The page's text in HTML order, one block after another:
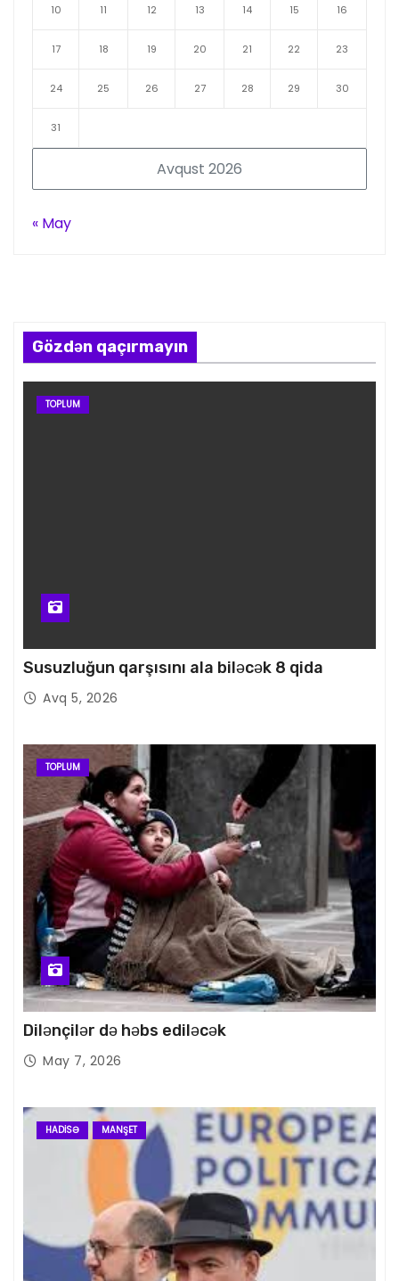
Avqust 2026
10 11 12 13 14 15 16
17 18 19 20 21 22 23
24 25 26 27 28 29 30
31
« May
Gözdən qaçırmayın
TOPLUM
Susuzluğun qarşısını ala biləcək 8 qida
Avq 5, 2026
TOPLUM
Dilənçilər də həbs ediləcək
May 7, 2026
HADISƏ MANŞET